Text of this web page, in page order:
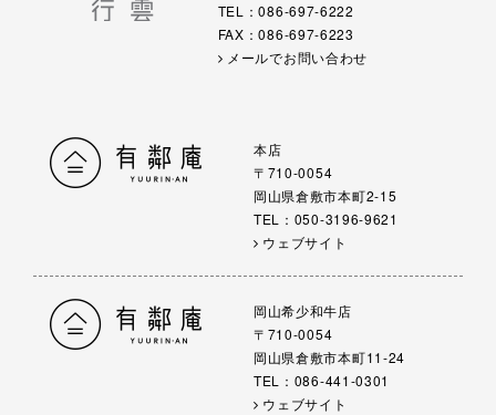
TEL：086-697-6222
FAX：086-697-6223
メールでお問い合わせ
本店
〒710-0054
岡山県倉敷市本町2-15
TEL：050-3196-9621
ウェブサイト
岡山希少和牛店
〒710-0054
岡山県倉敷市本町11-24
TEL：086-441-0301
ウェブサイト